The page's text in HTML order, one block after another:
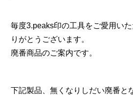
毎度3.peaks印の工具をご愛用い
りがとうございます。
廃番商品のご案内です。
下記製品、無くなりしだい廃番と